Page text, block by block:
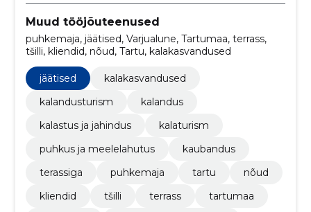
Muud tööjõuteenused
puhkemaja, jäätised, Varjualune, Tartumaa, terrass,
tšilli, kliendid, nõud, Tartu, kalakasvandused
jäätised
kalakasvandused
kalandusturism
kalandus
kalastus ja jahindus
kalaturism
puhkus ja meelelahutus
kaubandus
terassiga
puhkemaja tartu
nõud
kliendid
tšilli terrass
tartumaa